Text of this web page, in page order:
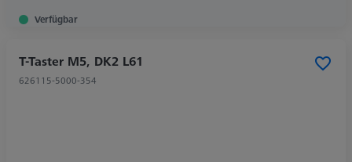
Verfügbar
T-Taster M5, DK2 L61
626115-5000-354